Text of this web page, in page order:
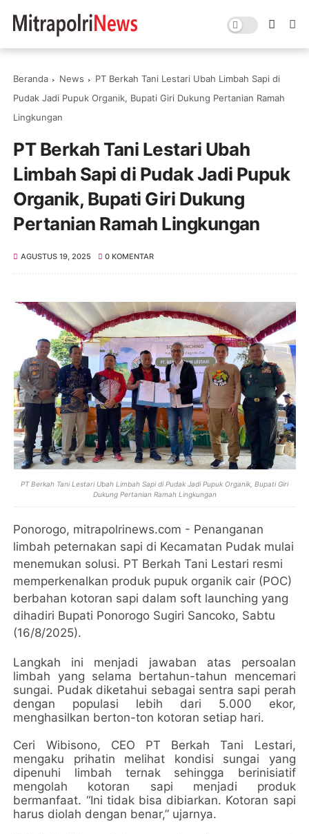
Beranda News
PT Berkah Tani Lestari Ubah Limbah Sapi di
Pudak Jadi Pupuk Organik, Bupati Giri Dukung Pertanian Ramah
Lingkungan
PT Berkah Tani Lestari Ubah
Limbah Sapi di Pudak Jadi Pupuk
Organik, Bupati Giri Dukung
Pertanian Ramah Lingkungan
AGUSTUS 19, 2025 0 KOMENTAR
PT Berkah Tani Lestari Ubah Limbah Sapi di Pudak Jadi Pupuk Organik, Bupati Giri
Dukung Pertanian Ramah Lingkungan
Ponorogo, mitrapolrinews.com - Penanganan
limbah peternakan sapi di Kecamatan Pudak mulai
menemukan solusi. PT Berkah Tani Lestari resmi
memperkenalkan produk pupuk organik cair (POC)
berbahan kotoran sapi dalam soft launching yang
dihadiri Bupati Ponorogo Sugiri Sancoko, Sabtu
(16/8/2025).
Langkah ini menjadi jawaban atas persoalan
limbah yang selama bertahun-tahun mencemari
sungai. Pudak diketahui sebagai sentra sapi perah
dengan populasi lebih dari 5.000 ekor,
menghasilkan berton-ton kotoran setiap hari.
Ceri Wibisono, CEO PT Berkah Tani Lestari,
mengaku prihatin melihat kondisi sungai yang
dipenuhi limbah ternak sehingga berinisiatif
mengolah kotoran sapi menjadi produk
bermanfaat. “Ini tidak bisa dibiarkan. Kotoran sapi
harus diolah dengan benar,” ujarnya.